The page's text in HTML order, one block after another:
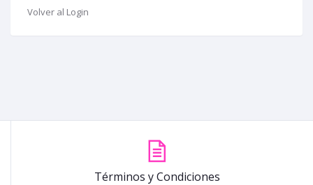
Volver al Login
Términos y Condiciones